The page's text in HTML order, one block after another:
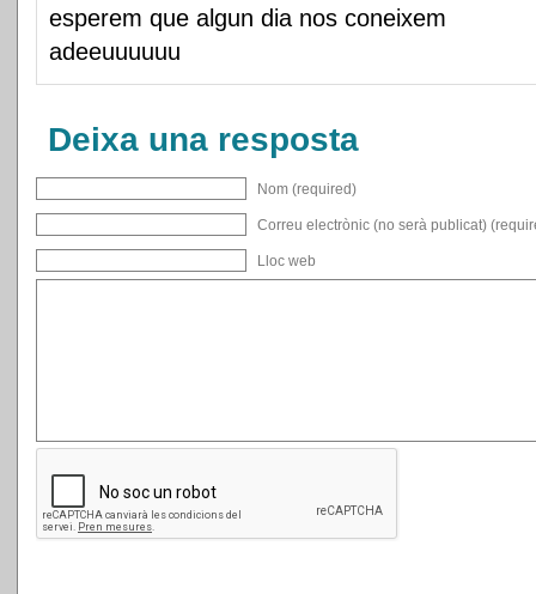
esperem que algun dia nos coneixem
adeeuuuuuu
Deixa una resposta
Nom (required)
Correu electrònic (no serà publicat)
Lloc web